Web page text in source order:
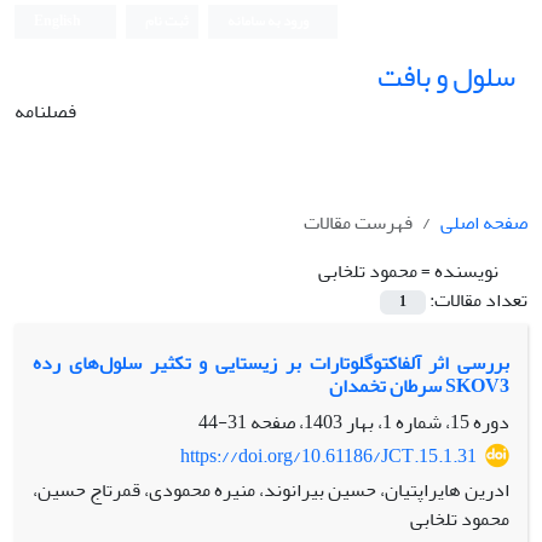
سلول و بافت
فصلنامه
صفحه اصلی
فهرست مقالات
نویسنده =محمود تلخابی
تعداد مقالات:
1
بررسی اثر آلفاکتوگلوتارات بر زیستایی و تکثیر سلول‌های رده
SKOV3 سرطان تخمدان
دوره 15، شماره 1، بهار 1403، صفحه
31-44
https://doi.org/10.61186/JCT.15.1.31
ادرین هایراپتیان، حسین بیرانوند، منیره محمودی، قمرتاج حسین،
محمود تلخابی